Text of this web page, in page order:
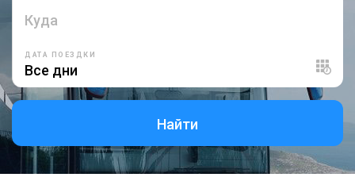
Куда
ДАТА ПОЕЗДКИ
Найти